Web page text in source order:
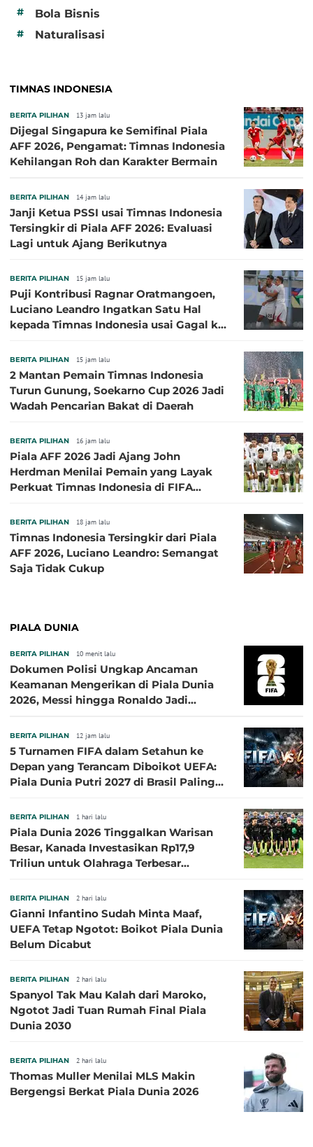
# Bola Bisnis
# Naturalisasi
TIMNAS INDONESIA
BERITA PILIHAN 13 jam lalu
Dijegal Singapura ke Semifinal Piala
AFF 2026, Pengamat: Timnas Indonesia
Kehilangan Roh dan Karakter Bermain
BERITA PILIHAN 14 jam lalu
Janji Ketua PSSI usai Timnas Indonesia
Tersingkir di Piala AFF 2026: Evaluasi
Lagi untuk Ajang Berikutnya
BERITA PILIHAN 15 jam lalu
Puji Kontribusi Ragnar Oratmangoen,
Luciano Leandro Ingatkan Satu Hal
kepada Timnas Indonesia usai Gagal ke
BERITA PILIHAN 15 jam lalu
2 Mantan Pemain Timnas Indonesia
Turun Gunung, Soekarno Cup 2026 Jadi
Wadah Pencarian Bakat di Daerah
BERITA PILIHAN 16 jam lalu
Piala AFF 2026 Jadi Ajang John
Herdman Menilai Pemain yang Layak
Perkuat Timnas Indonesia di FIFA
BERITA PILIHAN 18 jam lalu
Timnas Indonesia Tersingkir dari Piala
AFF 2026, Luciano Leandro: Semangat
Saja Tidak Cukup
PIALA DUNIA
BERITA PILIHAN 10 menit lalu
Dokumen Polisi Ungkap Ancaman
Keamanan Mengerikan di Piala Dunia
2026, Messi hingga Ronaldo Jadi
BERITA PILIHAN 12 jam lalu
5 Turnamen FIFA dalam Setahun ke
Depan yang Terancam Diboikot UEFA:
Piala Dunia Putri 2027 di Brasil Paling
BERITA PILIHAN 1 hari lalu
Piala Dunia 2026 Tinggalkan Warisan
Besar, Kanada Investasikan Rp17,9
Triliun untuk Olahraga Terbesar
BERITA PILIHAN 2 hari lalu
Gianni Infantino Sudah Minta Maaf,
UEFA Tetap Ngotot: Boikot Piala Dunia
Belum Dicabut
BERITA PILIHAN 2 hari lalu
Spanyol Tak Mau Kalah dari Maroko,
Ngotot Jadi Tuan Rumah Final Piala
Dunia 2030
BERITA PILIHAN 2 hari lalu
Thomas Muller Menilai MLS Makin
Bergengsi Berkat Piala Dunia 2026